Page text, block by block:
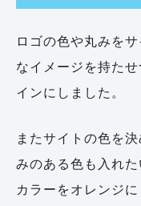
ロゴの色や丸みを
なイメージを持た
インにしました。
またサイトの色を
みのある色も入れ
カラーをオレンジに